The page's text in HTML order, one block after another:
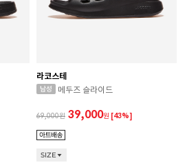
라코스테
메두즈 슬라이드
69,000 39,000원 [43%]
SIZE